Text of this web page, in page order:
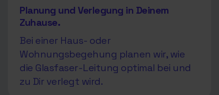
Planung und Verlegung in Deinem
Zuhause.
Bei einer Haus- oder
Wohnungsbegehung planen wir, wie
die Glasfaser-Leitung optimal bei und
zu Dir verlegt wird.